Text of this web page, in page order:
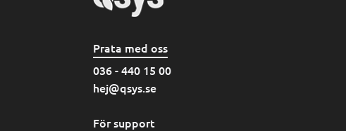
Prata med oss
036 - 440 15 00
hej@qsys.se
För support